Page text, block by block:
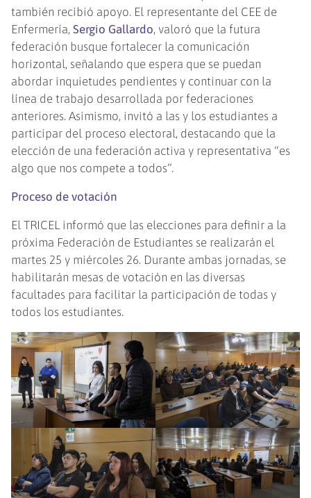
también recibió apoyo. El representante del CEE de
Enfermería,Sergio Gallardo, valoró que la futura
federación busque fortalecer la comunicación
horizontal, señalando que espera que se puedan
abordar inquietudes pendientes y continuar con la
línea de trabajo desarrollada por federaciones
anteriores. Asimismo, invitó a las y los estudiantes a
participar del proceso electoral, destacando que la
elección de una federación activa y representativa “es
algo que nos compete a todos”.
Proceso de votación
El TRICEL informó que las elecciones para definir a la
próxima Federación de Estudiantes se realizarán el
martes 25 y miércoles 26. Durante ambas jornadas, se
habilitarán mesas de votación en las diversas
facultades para facilitar la participación de todas y
todos los estudiantes.